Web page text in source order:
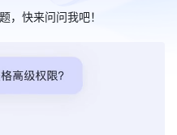
，快来问问我吧！